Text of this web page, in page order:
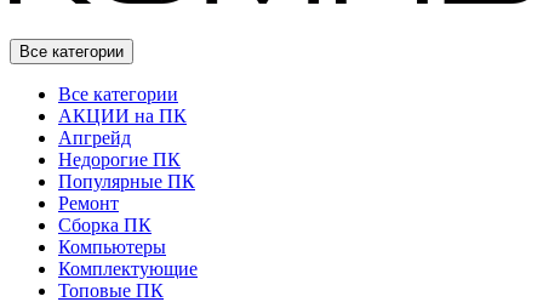
Все категории
Все категории
АКЦИИ на ПК
Апгрейд
Недорогие ПК
Популярные ПК
Ремонт
Сборка ПК
Компьютеры
Комплектующие
Топовые ПК